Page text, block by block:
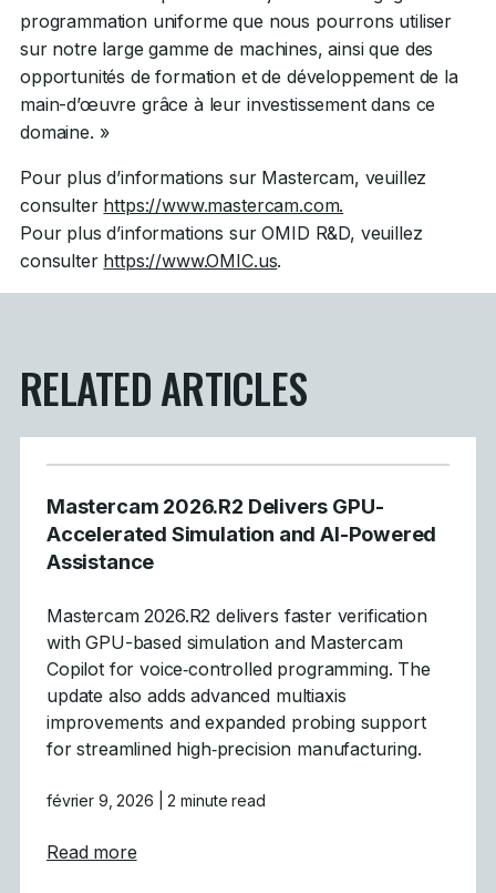
programmation uniforme que nous pourrons utiliser
sur notre large gamme de machines, ainsi que des
opportunités de formation et de développement de la
main-d’œuvre grâce à leur investissement dans ce
domaine. »
Pour plus d’informations sur Mastercam, veuillez
consulter https://www.mastercam.com.
Pour plus d’informations sur OMID R&D, veuillez
consulter https://www.OMIC.us.
RELATED ARTICLES
Mastercam 2026.R2 Delivers GPU-
Accelerated Simulation and AI-Powered
Assistance
Mastercam 2026.R2 delivers faster verification
with GPU-based simulation and Mastercam
Copilot for voice‑controlled programming. The
update also adds advanced multiaxis
improvements and expanded probing support
for streamlined high‑precision manufacturing.
février 9, 2026 | 2 minute read
Read moreabout Mastercam 2026.R2 Delivers GPU-